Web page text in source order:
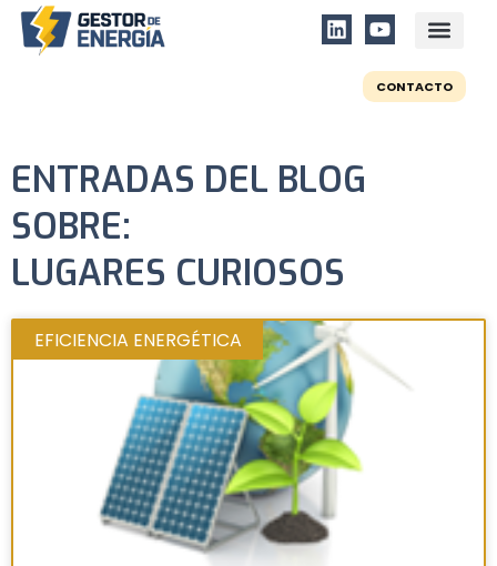
CONTACTO
ENTRADAS DEL BLOG
SOBRE:
LUGARES CURIOSOS
EFICIENCIA ENERGÉTICA